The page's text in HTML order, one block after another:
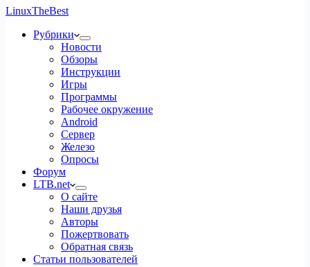
LinuxTheBest
Рубрики
Новости
Обзоры
Инструкции
Игры
Программы
Рабочее окружение
Android
Сервер
Железо
Опросы
Форум
LTB.net
О сайте
Наши друзья
Авторы
Пожертвовать
Обратная связь
Статьи пользователей